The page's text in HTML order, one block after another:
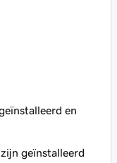
en
geïnstalleerd